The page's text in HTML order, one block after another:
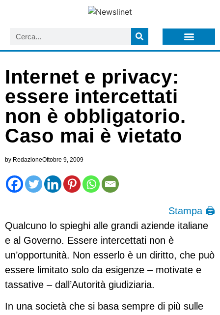
Internet e privacy:
essere intercettati
non è obbligatorio.
Caso mai è vietato
by RedazioneOttobre 9, 2009
Stampa 🖨
Qualcuno lo spieghi alle grandi aziende italiane
e al Governo. Essere intercettati non è
un’opportunità. Non esserlo è un diritto, che può
essere limitato solo da esigenze – motivate e
tassative – dall’Autorità giudiziaria.
In una società che si basa sempre di più sulle